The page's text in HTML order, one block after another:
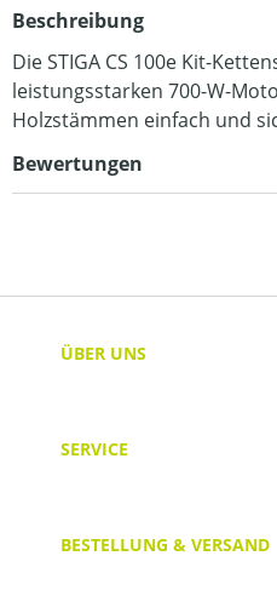
Beschreibung
Die STIGA CS 100e Kit-
leistungsstarken 700-W-
Holzstämmen einfach und
Bewertungen
ÜBER UNS
SERVICE
BESTELLUNG & VERSAND